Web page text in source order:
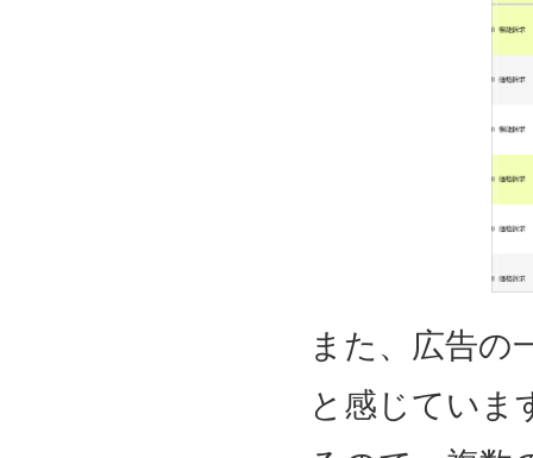
また、広告の
と感じていま